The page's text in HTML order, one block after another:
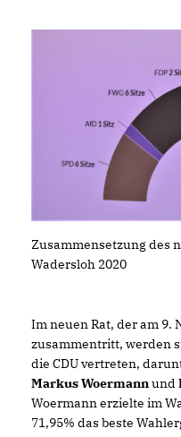
Zusammensetzung des
Wadersloh 2020
Im neuen Rat, der am 9.
zusammentritt, werden
die CDU vertreten,
Markus Woermannund
Woermann erzielte im
71,95% das beste